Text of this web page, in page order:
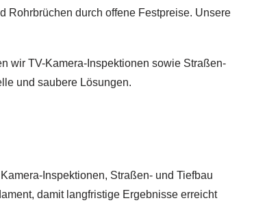
Rohrbrüchen durch offene Festpreise. Unsere
wir TV-Kamera-Inspektionen sowie Straßen-
und saubere Lösungen.
Inspektionen, Straßen- und Tiefbau
damit langfristige Ergebnisse erreicht